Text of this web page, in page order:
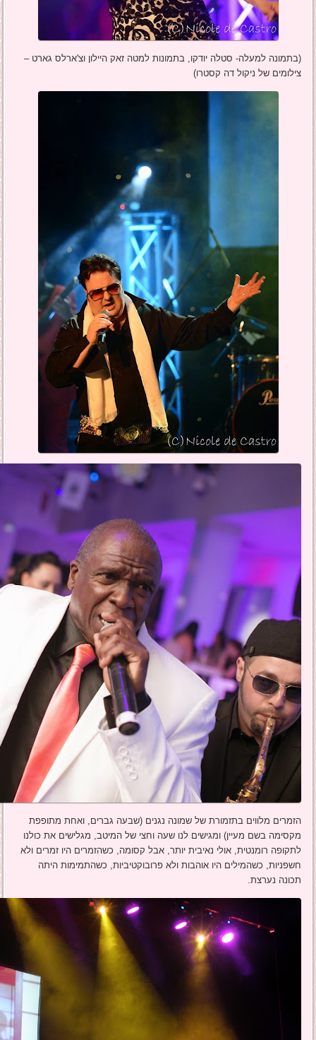
(בתמונה למעלה- סטלה יודקו, בתמונות למטה זאק היילון וצ'ארלס גארט –
צילומים של ניקול דה קסטרו)
הזמרים מלווים בתזמורת של שמונה נגנים (שבעה גברים, ואחת מתופפת
מקסימה בשם מעיין) ומגישים לנו שעה וחצי של המיטב, מגלישים את כולנו
לתקופה רומנטית, אולי נאיבית יותר, אבל קסומה, כשהזמרים היו זמרים ולא
חשפניות, כשהמילים היו אוהבות ולא פרובוקטיביות, כשהתמימות היתה
תכונה נערצת.